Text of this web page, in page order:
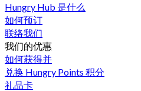
Hungry Hub 是什么
如何预订
联络我们
我们的优惠
如何获得并
兑换 Hungry Points 积分
礼品卡